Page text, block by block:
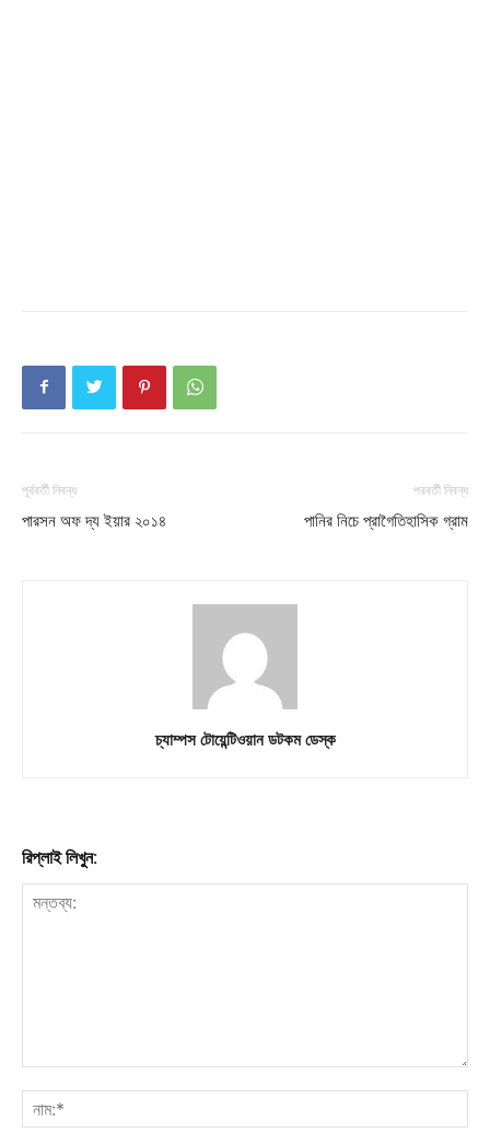
Contact us
Subscription Plans
পূর্ববর্তী নিবন্ধ
পারসন অফ দ্য ইয়ার ২০১৪
পরবর্তী নিবন্ধ
পানির নিচে প্রাগৈতিহাসিক গ্রাম
চ্যাম্পস টোয়েন্টিওয়ান ডটকম ডেস্ক
রিপ্লাই লিখুন: